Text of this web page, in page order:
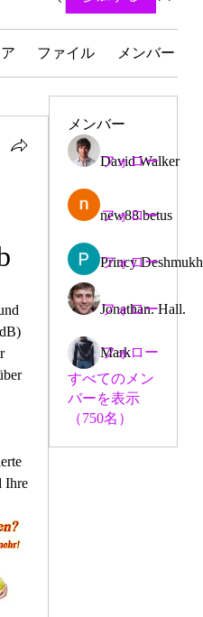
ファイル メンバー
Ihre
メンバー
David Walker
フォロー
new88 betus
フォロー
Princy Deshmukh
フォロー
Jonathan. Hall.
フォロー
Mark
フォロー
すべてのメン
バーを表示
（750名）